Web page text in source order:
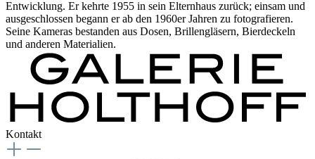
Entwicklung. Er kehrte 1955 in sein Elternhaus zurück; einsam und
ausgeschlossen begann er ab den 1960er Jahren zu fotografieren.
Seine Kameras bestanden aus Dosen, Brillengläsern, Bierdeckeln
und anderen Materialien.
Kontakt